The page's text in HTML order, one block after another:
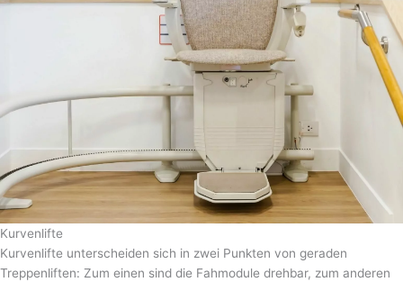
Kurvenlifte
Kurvenlifte unterscheiden sich in zwei Punkten von geraden
Treppenliften: Zum einen sind die Fahmodule drehbar, zum anderen